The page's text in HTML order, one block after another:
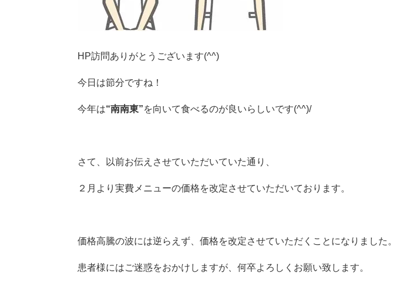
HP訪問ありがとうございます(^^)
今日は節分ですね！
今年は“南南東”を向いて食べるのが良いらしいです(^^)/
さて、以前お伝えさせていただいていた通り、
２月より実費メニューの価格を改定させていただいております。
価格高騰の波には逆らえず、価格を改定させていただくことになりました。
患者様にはご迷惑をおかけしますが、何卒よろしくお願い致します。